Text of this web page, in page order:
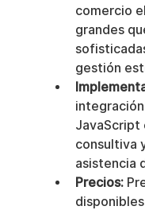
comercio
grandes
gestión
JavaScript
consultiva
asistencia
Precios: